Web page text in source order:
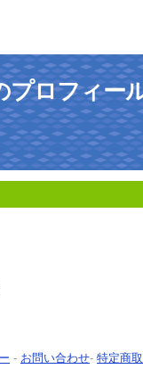
プロフィー
- お問い合わせ- 特定商